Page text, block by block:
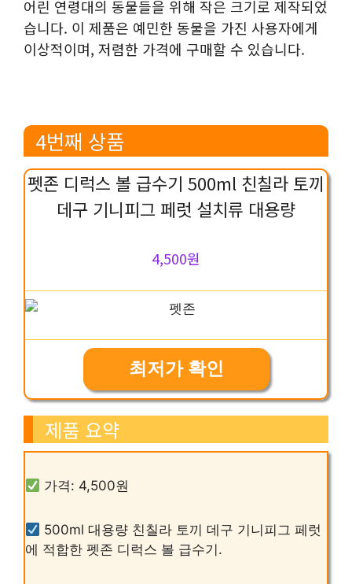
어린 연령대의 동물들을 위해 작은 크기로 제작되었
습니다. 이 제품은 예민한 동물을 가진 사용자에게
이상적이며, 저렴한 가격에 구매할 수 있습니다.
4번째 상품
펫존 디럭스 볼 급수기 500ml 친칠라 토끼
데구 기니피그 페럿 설치류 대용량
4,500원
최저가 확인
제품 요약
가격: 4,500원
500ml 대용량 친칠라 토끼 데구 기니피그 페럿
에 적합한 펫존 디럭스 볼 급수기.